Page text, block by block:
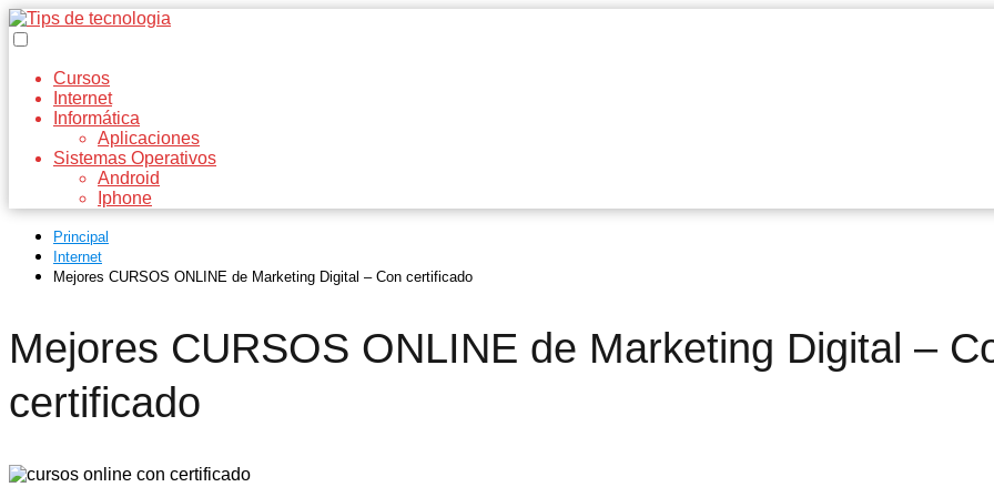
Cursos
Internet
Informática
Aplicaciones
Sistemas Operativos
Android
Iphone
Principal
Internet
Mejores CURSOS ONLINE de Marketing Digital – Con certificado
Mejores CURSOS ONLINE de Marketing Digital –
certificado